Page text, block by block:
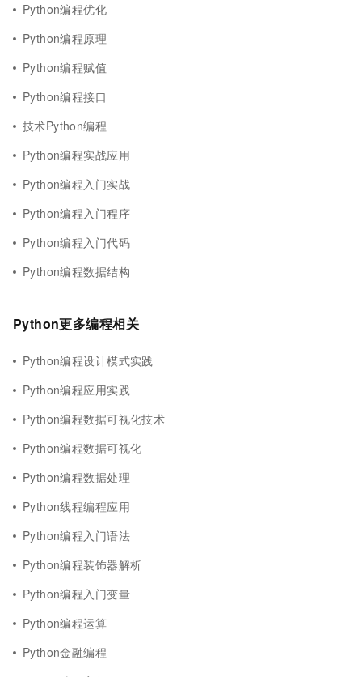
Python编程优化
Python编程原理
Python编程赋值
Python编程接口
技术Python编程
Python编程实战应用
Python编程入门实战
Python编程入门程序
Python编程入门代码
Python编程数据结构
Python更多编程相关
Python编程设计模式实践
Python编程应用实践
Python编程数据可视化技术
Python编程数据可视化
Python编程数据处理
Python线程编程应用
Python编程入门语法
Python编程装饰器解析
Python编程入门变量
Python编程运算
Python金融编程